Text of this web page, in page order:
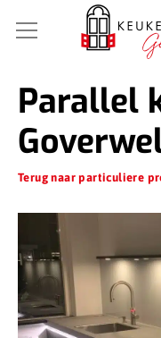
Parallel
Terug naar particuliere